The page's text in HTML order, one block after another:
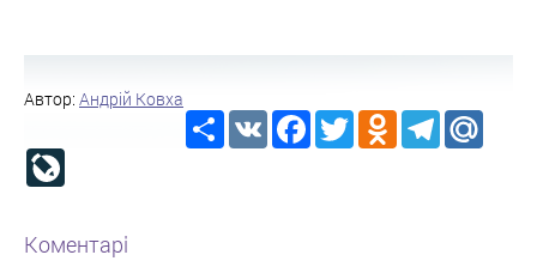
Автор: Андрій Ковха
Share VK Facebook
TwitterOdnoklassniki
Telegram
Коментарі